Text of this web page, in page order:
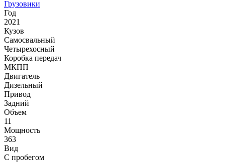
Грузовики
Год
2021
Кузов
Самосвальный
Четырехосный
Коробка передач
МКПП
Двигатель
Дизельный
Привод
Задний
Объем
11
Мощность
363
Вид
С пробегом